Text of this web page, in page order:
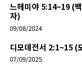
느헤미야 5:14~19 (
자)
09/08/2024
디모데전서 2:1~15 (
07/09/2025